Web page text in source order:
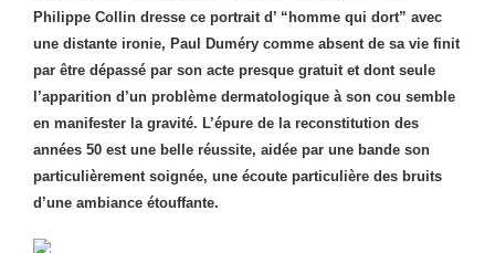
Philippe Collin dresse ce portrait d’ “homme qui dort” avec
une distante ironie, Paul Duméry comme absent de sa vie finit
par être dépassé par son acte presque gratuit et dont seule
l’apparition d’un problème dermatologique à son cou semble
en manifester la gravité. L’épure de la reconstitution des
années 50 est une belle réussite, aidée par une bande son
particulièrement soignée, une écoute particulière des bruits
d’une ambiance étouffante.